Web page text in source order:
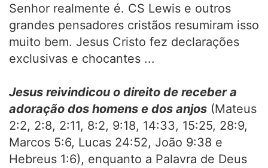
Senhor realmente é. CS Lewis e outros
grandes pensadores cristãos resumiram isso
muito bem. Jesus Cristo fez declarações
exclusivas e chocantes ...
Jesus reivindicou o direito de receber a
adoração dos homens e dos anjos (Mateus
2:2, 2:8, 2:11, 8:2, 9:18, 14:33, 15:25, 28:9,
Marcos 5:6, Lucas 24:52, João 9:38 e
Hebreus 1:6), enquanto a Palavra de Deus